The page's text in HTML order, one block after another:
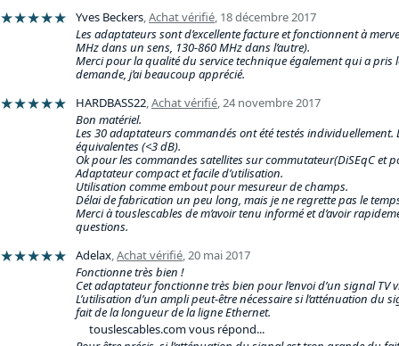
★★★★★ Yves Beckers,Achat vérifié, 18 décembre 2017
Les adaptateurs sont d’excellente facture et fonctionnent à
MHz dans un sens, 130-860 MHz dans l’autre).
Merci pour la qualité du service technique également qui a pris
demande, j’ai beaucoup apprécié.
★★★★★ HARDBASS22,Achat vérifié,24 novembre 2017
Bon matériel.
Les 30 adaptateurs commandés ont été testés individuellement.
équivalentes (<3 dB).
Ok pour les commandes satellites sur commutateur(DiSEqC et
Adaptateur compact et facile d’utilisation.
Utilisation comme embout pour mesureur de champs.
Délai de fabrication un peu long, mais je ne regrette pas le
Merci à touslescables de m’avoir tenu informé et d’avoir
questions.
★★★★★ Adelax,Achat vérifié,20 mai 2017
Fonctionne très bien !
Cet adaptateur fonctionne très bien pour l’envoi d’un signal TV
L’utilisation d’un ampli peut-être nécessaire si l’atténuation du
fait de la longueur de la ligne Ethernet.
touslescables.com vous répond...